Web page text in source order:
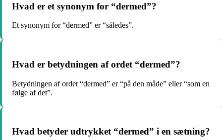
Hvad er et synonym for “dermed”?
Et synonym for “dermed” er “således”.
Hvad er betydningen af ordet “dermed”?
Betydningen af ordet “dermed” er “på den måde” eller “som en
følge af det”.
Hvad betyder udtrykket “dermed” i en sætning?